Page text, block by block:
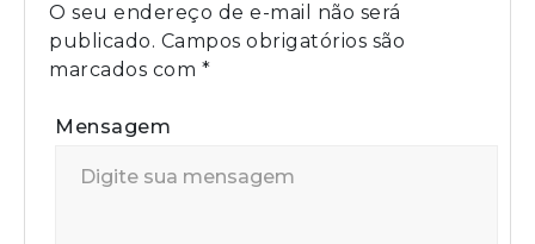
O seu endereço de e-mail não será
publicado. Campos obrigatórios são
marcados com *
Mensagem